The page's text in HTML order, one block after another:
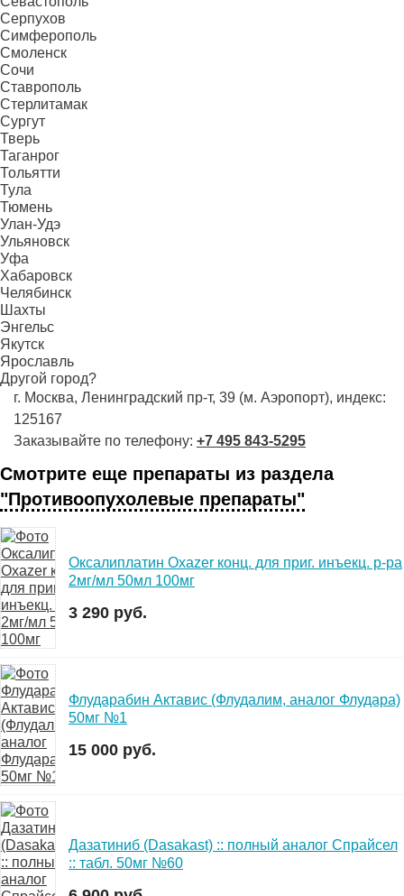
Серпухов
Симферополь
Смоленск
Сочи
Ставрополь
Стерлитамак
Сургут
Тверь
Таганрог
Тольятти
Тула
Тюмень
Улан-Удэ
Ульяновск
Уфа
Хабаровск
Челябинск
Шахты
Энгельс
Якутск
Ярославль
Другой город?
г. Москва, Ленинградский пр-т, 39 (м. Аэропорт), индекс:
125167
Заказывайте по телефону: +7 495 843-5295
Смотрите еще препараты из раздела
"Противоопухолевые препараты"
Оксалиплатин Oxazer конц. для приг. инъекц. р-ра
2мг/мл 50мл 100мг
3 290 руб.
Флударабин Актавис (Флудалим, аналог Флудара)
50мг №1
15 000 руб.
Дазатиниб (Dasakast) :: полный аналог Спрайсел
:: табл. 50мг №60